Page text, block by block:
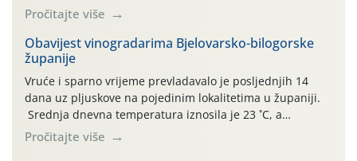
(Rhagoletis completa). Niska brojnost može se objasniti
činjenicom da je riječ o mladim nasadima s vrlo malim
urodom, što je povezano i s manjim brojem prezimjelih
jedinki. U starijim nasadima, na žutim ljepljivim Rebell
pločama s […]
Pročitajte više
Obavijest vinogradarima Bjelovarsko-bilogorske
županije
Vruće i sparno vrijeme prevladavalo je posljednjih 14
dana uz pljuskove na pojedinim lokalitetima u županiji.
Srednja dnevna temperatura iznosila je 23 ˚C, a
maksimalne su posljednjih dana dosezale do 35 ˚C.
Simptome plamenjače vinove loze (Plasmoparas
Pročitajte više